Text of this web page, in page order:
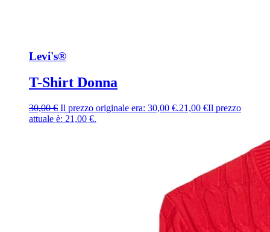
Levi's®
T-Shirt Donna
30,00€ Il prezzo originale era: 30,00 €.21,00 €Il prezzo
attuale è: 21,00 €.